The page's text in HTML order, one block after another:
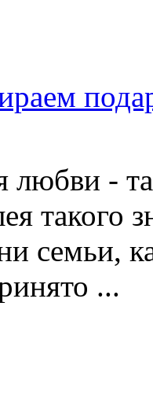
любви -
такого
семьи,
...